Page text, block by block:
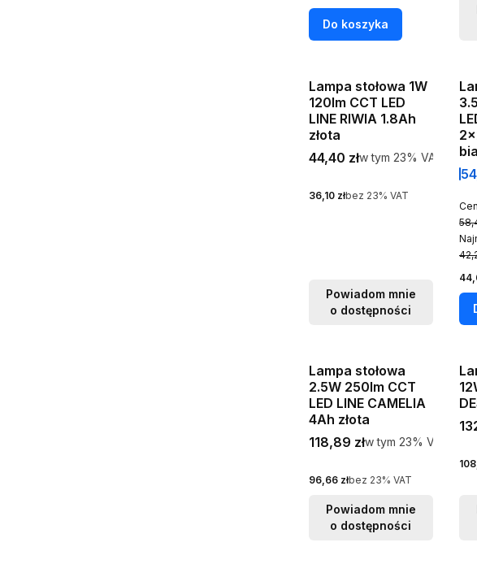
Do koszyka
Lampa stołowa 1W
120lm CCT LED
LINE RIWIA 1.8Ah
złota
Cena brutto
44,40 złw tym %s VAT
w tym 23% VAT
Cena netto
36,10 złbez 23% VAT
Powiadom mnie
o dostępności
Lampa stołowa
2.5W 250lm CCT
LED LINE CAMELIA
4Ah złota
Cena brutto
118,89 złw tym %s VAT
w tym 23% VAT
Cena netto
96,66 złbez 23% VAT
Powiadom mnie
o dostępności